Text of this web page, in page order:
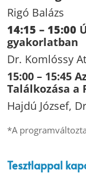
Rigó Balázs
14:15 – 15:00
gyakorlatban
Dr. Komlóssy
15:00 – 15:45
Találkozása a
Hajdú József,
*A
Tesztlappal